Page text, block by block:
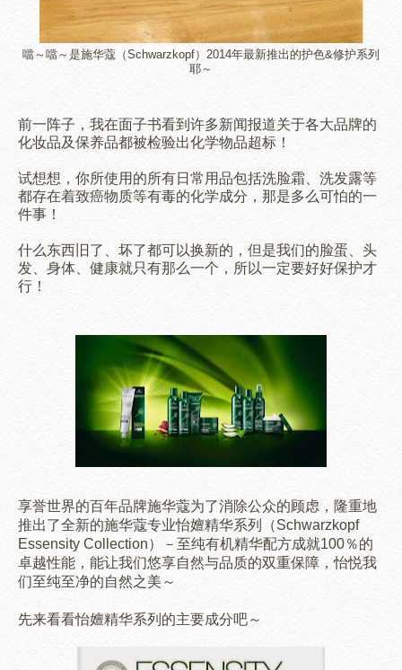
噹～噹～是施华蔻（Schwarzkopf）2014年最新推出的护色&修护系列
耶～
前一阵子，我在面子书看到许多新闻报道关于各大品牌的
化妆品及保养品都被检验出化学物品超标！
试想想，你所使用的所有日常用品包括洗脸霜、洗发露等
都存在着致癌物质等有毒的化学成分，那是多么可怕的一
件事！
什么东西旧了、坏了都可以换新的，但是我们的脸蛋、头
发、身体、健康就只有那么一个，所以一定要好好保护才
行！
享誉世界的百年品牌施华蔻为了消除公众的顾虑，隆重地
推出了全新的施华蔻专业怡嬗精华系列（Schwarzkopf
Essensity Collection）－至纯有机精华配方成就100％的
卓越性能，能让我们悠享自然与品质的双重保障，怡悦我
们至纯至净的自然之美～
先来看看怡嬗精华系列 的主要成分吧～